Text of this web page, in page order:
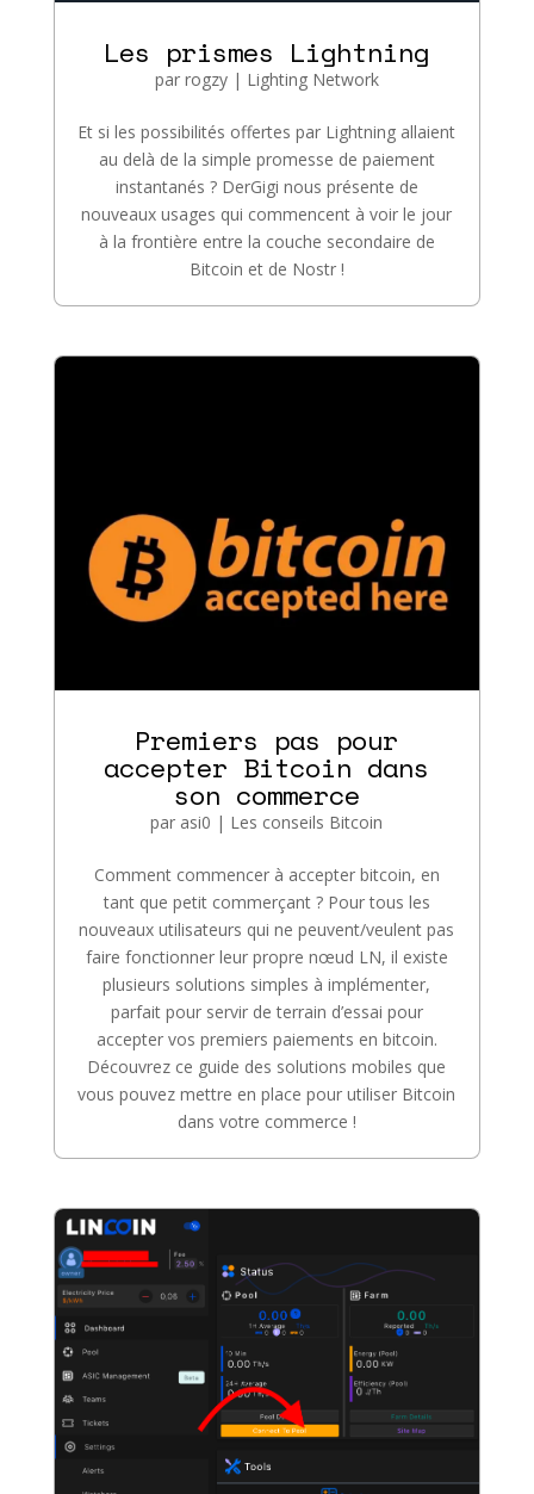
Les prismes Lightning
par rogzy| Lighting Network
Et si les possibilités offertes par Lightning allaient
au delà de la simple promesse de paiement
instantanés ? DerGigi nous présente de
nouveaux usages qui commencent à voir le jour
à la frontière entre la couche secondaire de
Bitcoin et de Nostr !
Premiers pas pour
accepter Bitcoin dans
son commerce
par asi0 | Les conseils Bitcoin
Comment commencer à accepter bitcoin, en
tant que petit commerçant ? Pour tous les
nouveaux utilisateurs qui ne peuvent/veulent pas
faire fonctionner leur propre nœud LN, il existe
plusieurs solutions simples à implémenter,
parfait pour servir de terrain d’essai pour
accepter vos premiers paiements en bitcoin.
Découvrez ce guide des solutions mobiles que
vous pouvez mettre en place pour utiliser Bitcoin
dans votre commerce !